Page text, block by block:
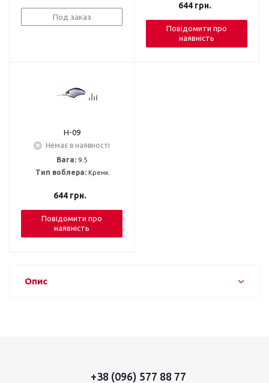
Под заказ
644грн.
Повідомити про
наявність
H-09
Немає в наявності
Вага: 9.5
Тип воблера: Кренк
644грн.
Повідомити про
наявність
Опис
+38 (096) 577 88 77